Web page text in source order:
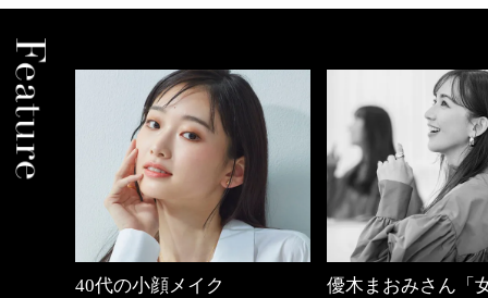
優木まおみさん「女の時間
心地よくいられる